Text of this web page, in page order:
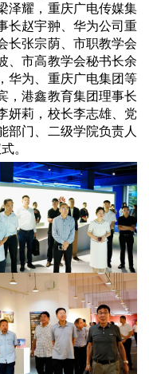
泽耀，重庆广电传媒集
长赵宇翀、华为公司重
长张宗荫、市职教学会
、市高教学会秘书长余
华为、重庆广电集团等
，港鑫教育集团理事长
妍莉，校长李志雄、党
部门、二级学院负责人
。